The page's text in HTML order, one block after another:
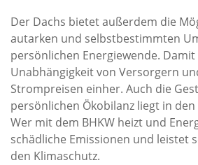
Der Dachs bietet außerdem die
autarken und selbstbestimmten
persönlichen Energiewende.
Unabhängigkeit von Versorgern
Strompreisen einher. Auch die
persönlichen Ökobilanz liegt in
Wer mit dem BHKW heizt und
schädliche Emissionen und leistet
den Klimaschutz.